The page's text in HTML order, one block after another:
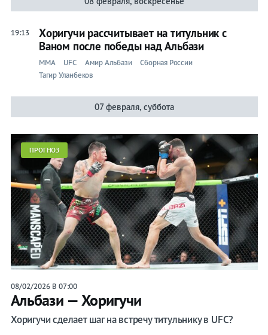
19:13
Хоригучи рассчитывает на титульник с
Ваном после победы над Альбази
ММА UFC Амир Альбази
Сборная России
Тагир Уланбеков
07 февраля, суббота
ПРОГНОЗ
08/02/2026 В 07:00
Альбази — Хоригучи
Хоригучи сделает шаг на встречу титульнику в UFC?